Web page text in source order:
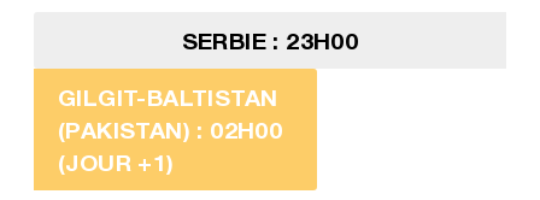
SERBIE : 23H00
GILGIT-BALTISTAN
(PAKISTAN) : 02H00
(JOUR +1)